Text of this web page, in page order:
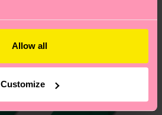
Allow all
Customize